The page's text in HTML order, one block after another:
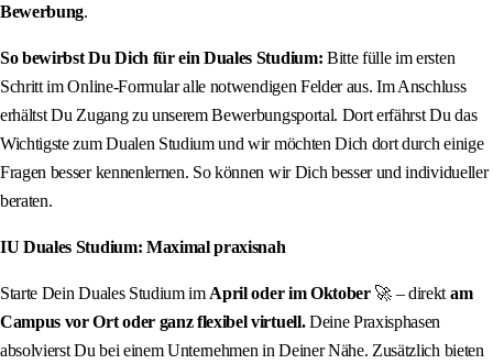
Bewerbung.
So bewirbst Du Dich für ein Duales Studium: Bitte fülle im ersten
Schritt im Online-Formular alle notwendigen Felder aus. Im Anschluss
erhältst Du Zugang zu unserem Bewerbungsportal. Dort erfährst Du das
Wichtigste zum Dualen Studium und wir möchten Dich dort durch einige
Fragen besser kennenlernen. So können wir Dich besser und individueller
beraten.
IU Duales Studium: Maximal praxisnah
Starte Dein Duales Studium im April oder im Oktober 🚀 – direkt am
Campus vor Ort oder ganz flexibel virtuell.Deine Praxisphasen
absolvierst Du bei einem Unternehmen in Deiner Nähe. Zusätzlich bieten